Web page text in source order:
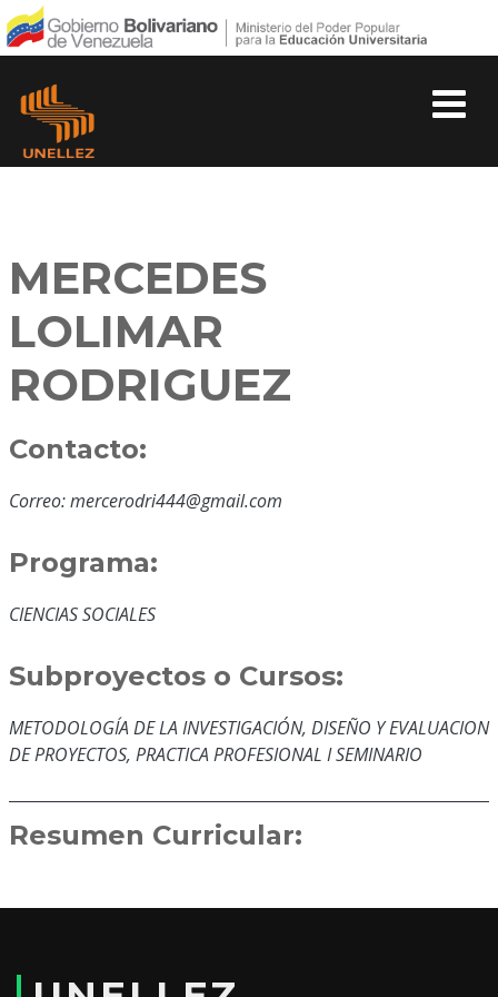
MERCEDES
LOLIMAR
RODRIGUEZ
Contacto:
Correo: mercerodri444@gmail.com
Programa:
CIENCIAS SOCIALES
Subproyectos o Cursos:
METODOLOGÍA DE LA INVESTIGACIÓN, DISEÑO Y EVALUACION
DE PROYECTOS, PRACTICA PROFESIONAL I SEMINARIO
Resumen Curricular:
de la cedula de identidad n. 11079304, inicie mis estudios